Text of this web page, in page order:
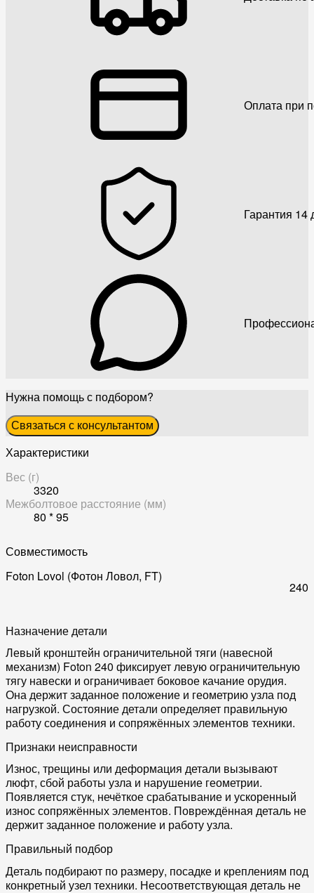
Оплата при
Гарантия 14
Нужна помощь с подбором?
Связаться с консультантом
Характеристики
Вес (г)
3320
Межболтовое расстояние (мм)
80 * 95
Совместимость
Foton Lovol (Фотон Ловол, FT)
240
Назначение детали
Левый кронштейн ограничительной тяги (навесной
механизм) Foton 240 фиксирует левую ограничительную
тягу навески и ограничивает боковое качание орудия.
Она держит заданное положение и геометрию узла под
нагрузкой. Состояние детали определяет правильную
работу соединения и сопряжённых элементов техники.
Признаки неисправности
Износ, трещины или деформация детали вызывают
люфт, сбой работы узла и нарушение геометрии.
Появляется стук, нечёткое срабатывание и ускоренный
износ сопряжённых элементов. Повреждённая деталь не
держит заданное положение и работу узла.
Правильный подбор
Деталь подбирают по размеру, посадке и креплениям под
конкретный узел техники. Несоответствующая деталь не